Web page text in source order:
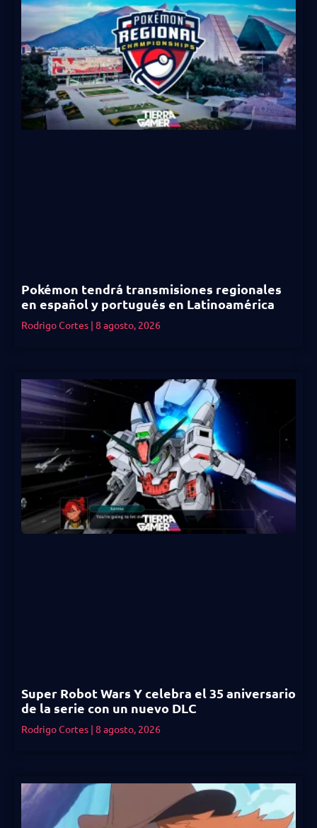
Pokémon tendrá transmisiones regionales
en español y portugués en Latinoamérica
Rodrigo Cortes 8 agosto, 2026
Super Robot Wars Y celebra el 35 aniversario
de la serie con un nuevo DLC
Rodrigo Cortes 8 agosto, 2026